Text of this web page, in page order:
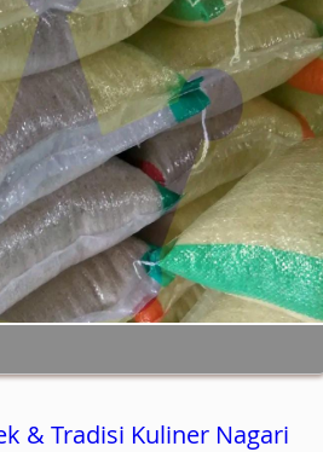
& Tradisi Kuliner Nagari